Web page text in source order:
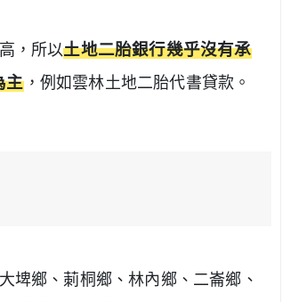
，所以土地二胎銀行幾乎沒有承
主，例如雲林土地二胎代書貸款。
埤鄉、莿桐鄉、林內鄉、二崙鄉、